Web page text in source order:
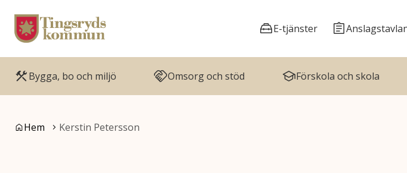
Gå till innehåll
Gå till huvudmeny
E-tjänster
Bygga, bo och miljö Omsorg och stöd Förskola och skola
Du är här:
Hem Kerstin Petersson